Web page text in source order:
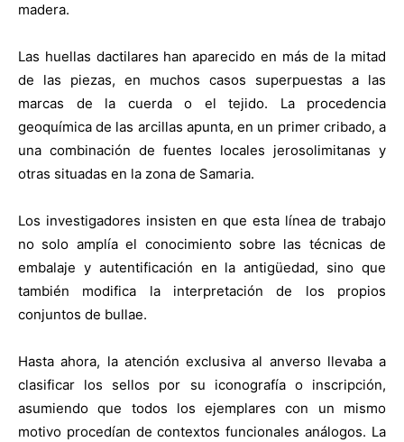
madera.
Las huellas dactilares han aparecido en más de la mitad
de las piezas, en muchos casos superpuestas a las
marcas de la cuerda o el tejido. La procedencia
geoquímica de las arcillas apunta, en un primer cribado, a
una combinación de fuentes locales jerosolimitanas y
otras situadas en la zona de Samaria.
Los investigadores insisten en que esta línea de trabajo
no solo amplía el conocimiento sobre las técnicas de
embalaje y autentificación en la antigüedad, sino que
también modifica la interpretación de los propios
conjuntos de bullae.
Hasta ahora, la atención exclusiva al anverso llevaba a
clasificar los sellos por su iconografía o inscripción,
asumiendo que todos los ejemplares con un mismo
motivo procedían de contextos funcionales análogos. La